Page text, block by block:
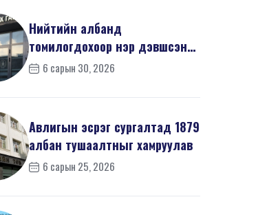
Нийтийн албанд
томилогдохоор нэр дэвшсэн
668 иргэний урьдчилсан
6 сарын 30, 2026
Авлигын эсрэг сургалтад 1879
албан тушаалтныг хамруулав
6 сарын 25, 2026